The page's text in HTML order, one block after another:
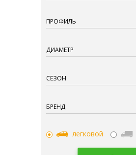
ПРОФИЛЬ
ДИАМЕТР
СЕЗОН
БРЕНД
легковой